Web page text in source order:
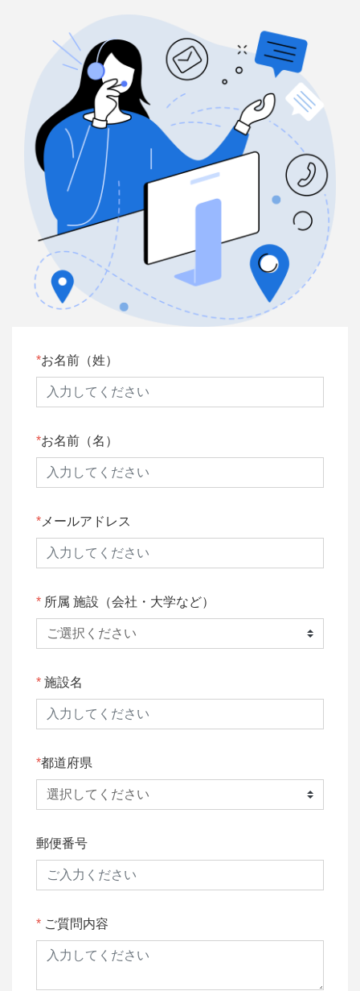
お名前（姓）
お名前（名）
メールアドレス
所属 施設（会社・大学など）
施設名
都道府県
郵便番号
ご質問内容